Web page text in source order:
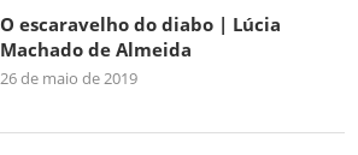
O escaravelho do diabo | Lúcia
Machado de Almeida
26 de maio de 2019